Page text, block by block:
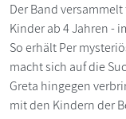
Der Band
Kinder ab 4 Jahren -
So erhält Per
macht sich auf die
Greta hingegen
mit den Kindern der